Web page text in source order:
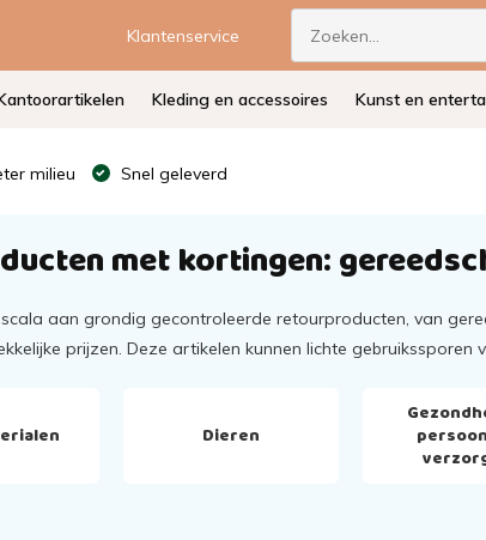
Klantenservice
Kleding en accessoires Kunst en
milieu Snel geleverd
met kortingen:
aan grondig gecontroleerde retourproducten, van
prijzen. Deze artikelen kunnen lichte gebruikssporen
Dieren